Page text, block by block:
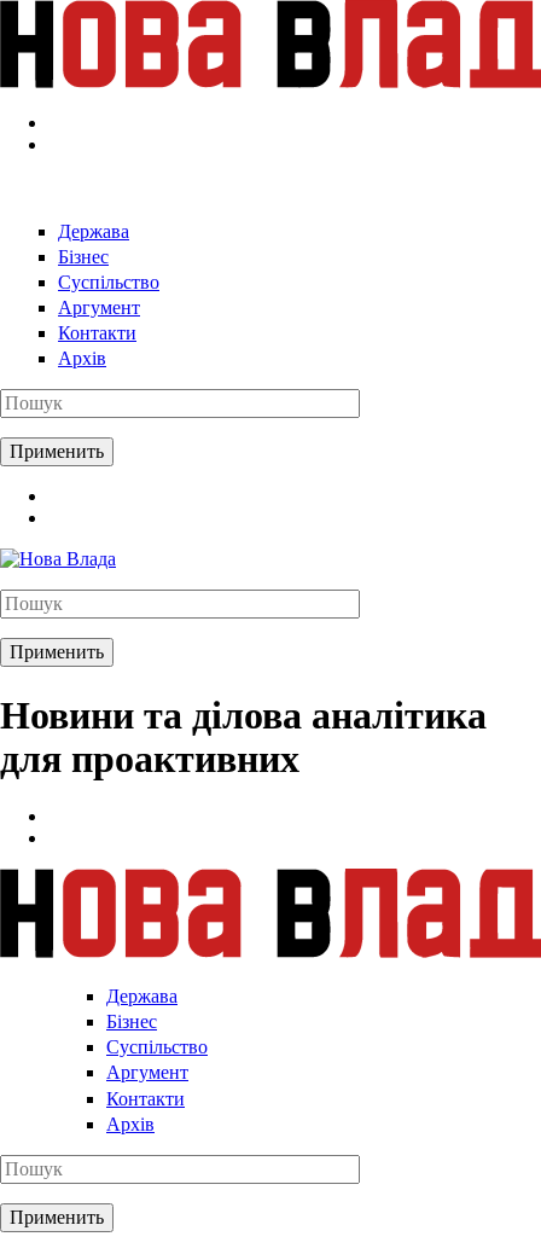
Перейти к основному содержанию
Держава
Бізнес
Суспільство
Аргумент
Контакти
Архів
Новини та ділова аналітика
для проактивних
Держава
Бізнес
Суспільство
Аргумент
Контакти
Архів